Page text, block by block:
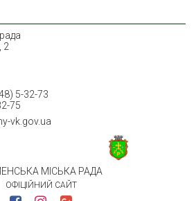
МІСЬКА РАДА
ОФІЦІЙНИЙ САЙТ
2
5-32-73
75
vk.gov.ua